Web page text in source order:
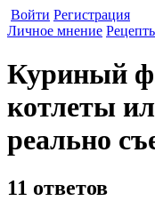
Войти Регистрация
Личное мнение
Куриный
котлеты
реально
11 ответов